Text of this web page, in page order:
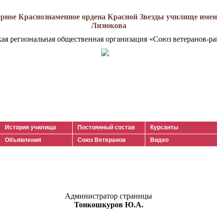
Краснознаменное ордена Красной Звезды училище
Лизюкова
региональная общественная организация «Союз ветеранов-
История училища Постоянный состав
Курсанты
Объявления
Союз Ветеранов Видео
Администратор страницы
Тонкошкуров Ю.А.